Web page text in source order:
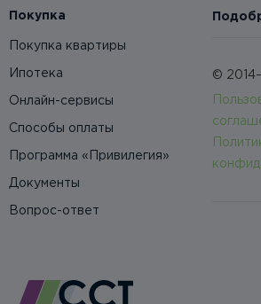
Покупка
Покупка квартиры
Ипотека
Онлайн-сервисы
Способы оплаты
Программа «Привилегия»
Документы
Вопрос-ответ
©